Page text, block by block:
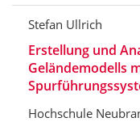
Stefan Ullrich
Erstellung und
Geländemodells
Hochschule